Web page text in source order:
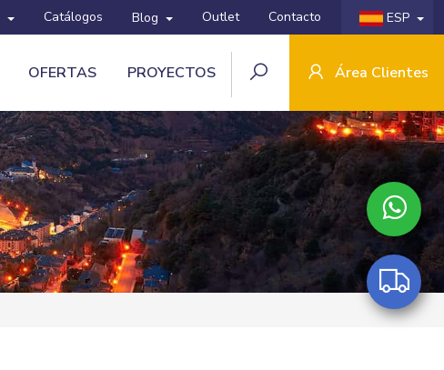
Catálogos Blog Outlet Contacto ESP
OFERTAS PROYECTOS Área Clientes